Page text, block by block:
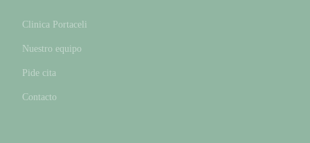
Clinica Portaceli
Nuestro equipo
Pide cita
Contacto